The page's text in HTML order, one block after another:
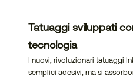
Tatuaggi sviluppati
tecnologia
I nuovi, rivoluzionari tatuaggi
semplici adesivi, ma si